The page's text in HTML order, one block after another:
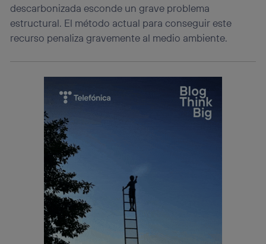
descarbonizada esconde un grave problema
estructural. El método actual para conseguir este
recurso penaliza gravemente al medio ambiente.